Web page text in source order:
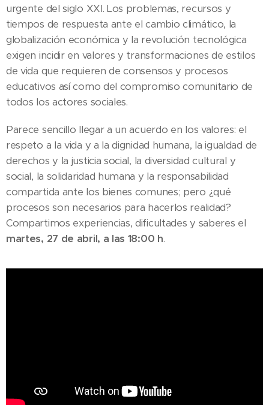
urgente del siglo XXI. Los problemas, recursos y
tiempos de respuesta ante el cambio climático, la
globalización económica y la revolución tecnológica
exigen incidir en valores y transformaciones de estilos
de vida que requieren de consensos y procesos
educativos así como del compromiso comunitario de
todos los actores sociales.
Parece sencillo llegar a un acuerdo en los valores: el
respeto a la vida y a la dignidad humana, la igualdad de
derechos y la justicia social, la diversidad cultural y
social, la solidaridad humana y la responsabilidad
compartida ante los bienes comunes; pero ¿qué
procesos son necesarios para hacerlos realidad?
Compartimos experiencias, dificultades y saberes el
martes, 27 de abril, a las 18:00 h.